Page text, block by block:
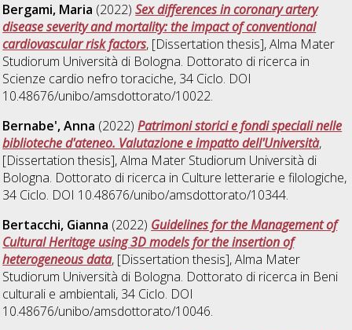
Bergami, Maria (2022)Sex differences in coronary artery
disease severity and mortality: the impact of conventional
cardiovascular risk factors, [Dissertation thesis], Alma Mater
Studiorum Università di Bologna. Dottorato di ricerca in
Scienze cardio nefro toraciche, 34 Ciclo. DOI
10.48676/unibo/amsdottorato/10022.
Bernabe', Anna (2022)Patrimoni storici e fondi speciali nelle
biblioteche d'ateneo. Valutazione e impatto dell'Università,
[Dissertation thesis], Alma Mater Studiorum Università di
Bologna. Dottorato di ricerca in Culture letterarie e filologiche,
34 Ciclo. DOI 10.48676/unibo/amsdottorato/10344.
Bertacchi, Gianna (2022) Guidelines for the Management of
Cultural Heritage using 3D models for the insertion of
heterogeneous data, [Dissertation thesis], Alma Mater
Studiorum Università di Bologna. Dottorato di ricerca in Beni
culturali e ambientali, 34 Ciclo. DOI
10.48676/unibo/amsdottorato/10046.